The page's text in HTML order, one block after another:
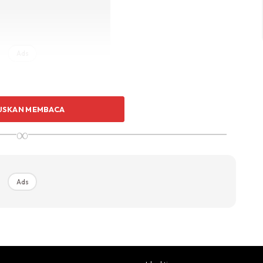
juga mengandungi khasiat mineral seperti selenium,
MEMBACA
∞
Ads